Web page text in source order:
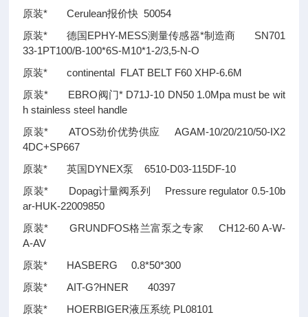
原装* Cerulean报价快 50054
原装* 德国EPHY-MESS测量传感器*制造商 SN701
33-1PT100/B-100*6S-M10*1-2/3,5-N-O
原装* continental FLAT BELT F60 XHP-6.6M
原装* EBRO阀门* D71J-10 DN50 1.0Mpa must be wit
h stainless steel handle
原装* ATOS劲价优势供应 AGAM-10/20/210/50-IX2
4DC+SP667
原装* 英国DYNEX泵 6510-D03-115DF-10
原装* Dopag计量阀系列 Pressure regulator 0.5-10b
ar-HUK-22009850
原装* GRUNDFOS格兰富泵之专家 CH12-60 A-W-
A-AV
原装* HASBERG 0.8*50*300
原装* AIT-G?HNER 40397
原装* HOERBIGER液压系统 PL08101